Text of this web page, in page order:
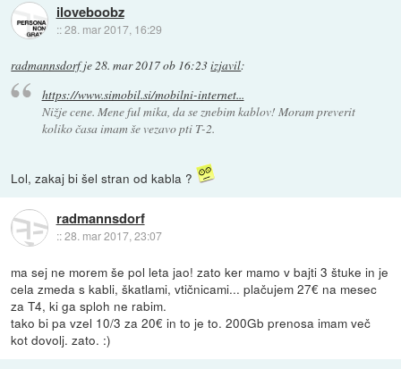
iloveboobz
::28. mar 2017, 16:29
radmannsdorfje 28. mar 2017 ob 16:23izjavil:
https://www.simobil.si/mobilni-internet...
Nižje cene. Mene ful mika, da se znebim kablov! Moram preverit
koliko časa imam še vezavo pti T-2.
Lol, zakaj bi šel stran od kabla ?
radmannsdorf
::28. mar 2017, 23:07
ma sej ne morem še pol leta jao! zato ker mamo v bajti 3 štuke in je
cela zmeda s kabli, škatlami, vtičnicami... plačujem 27€ na mesec
za T4, ki ga sploh ne rabim.
tako bi pa vzel 10/3 za 20€ in to je to. 200Gb prenosa imam več
kot dovolj. zato. :)